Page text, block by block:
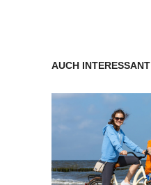
AUCH INTERESSANT